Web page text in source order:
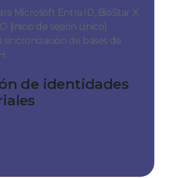
Microsoft Entra ID, BioStar X
(inicio de sesión único)
sincronización de bases de
de identidades